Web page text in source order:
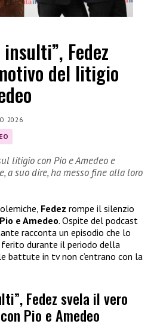
Fedez
del litigio
2026
litigio con Pio e Amedeo e
a suo dire, ha messo fine alla loro
Fedez rompe il silenzio
Pio e Amedeo. Ospite del podcast
racconta un episodio che lo
durante il periodo della
battute in tv non c’entrano con la
Fedez svela il vero
Pio e Amedeo